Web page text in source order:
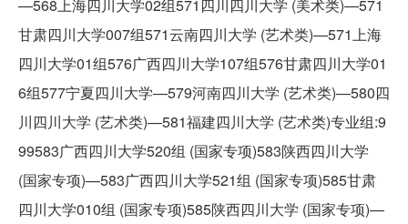
—568上海四川大学02组571四川四川大学 (美术类)—571
甘肃四川大学007组571云南四川大学 (艺术类)—571上海
四川大学01组576广西四川大学107组576甘肃四川大学01
6组577宁夏四川大学—579河南四川大学 (艺术类)—580四
川四川大学 (艺术类)—581福建四川大学 (艺术类)专业组:9
99583广西四川大学520组 (国家专项)583陕西四川大学
(国家专项)—583广西四川大学521组 (国家专项)585甘肃
四川大学010组 (国家专项)585陕西四川大学 (国家专项)—